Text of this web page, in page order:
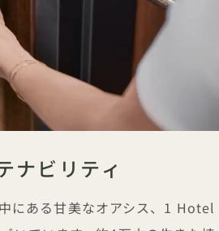
ナビリティ
にある甘美なオアシス、1 Hotel